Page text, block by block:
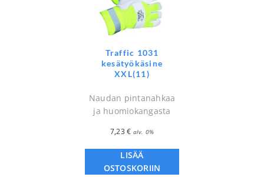
Traffic 1031
kesätyökäsine
XXL(11)
Naudan pintanahkaa
ja huomiokangasta
7,23€ alv. 0%
LISÄÄ
OSTOSKORIIN